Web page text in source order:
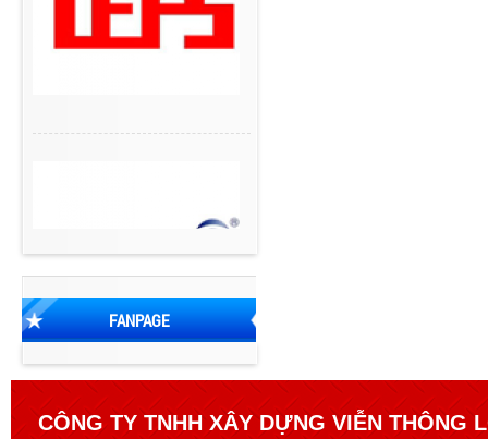
FANPAGE
CÔNG TY TNHH XÂY DỰNG VIỄN THÔNG